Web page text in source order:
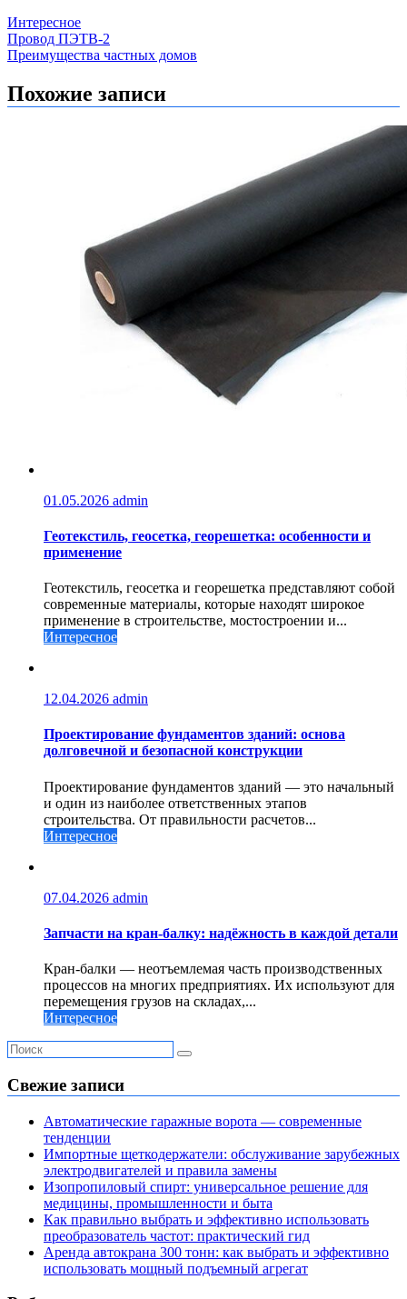
Интересное
Навигация
по
записям
Провод ПЭТВ-2
Преимущества частных домов
Похожие записи
01.05.2026 admin
Геотекстиль, геосетка, георешетка: особенности и
применение
Геотекстиль, геосетка и георешетка представляют собой
современные материалы, которые находят широкое
применение в строительстве, мостостроении и...
Интересное
12.04.2026 admin
Проектирование фундаментов зданий: основа
долговечной и безопасной конструкции
Проектирование фундаментов зданий — это начальный
и один из наиболее ответственных этапов
строительства. От правильности расчетов...
Интересное
07.04.2026 admin
Запчасти на кран-балку: надёжность в каждой детали
Кран-балки — неотъемлемая часть производственных
процессов на многих предприятиях. Их используют для
перемещения грузов на складах,...
Интересное
Свежие записи
Автоматические гаражные ворота — современные
тенденции
Импортные щеткодержатели: обслуживание зарубежных
электродвигателей и правила замены
Изопропиловый спирт: универсальное решение для
медицины, промышленности и быта
Как правильно выбрать и эффективно использовать
преобразователь частот: практический гид
Аренда автокрана 300 тонн: как выбрать и эффективно
использовать мощный подъемный агрегат